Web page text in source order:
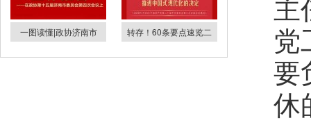
一图读懂|政协济南市 转存！60条要点速览二
党
要
休